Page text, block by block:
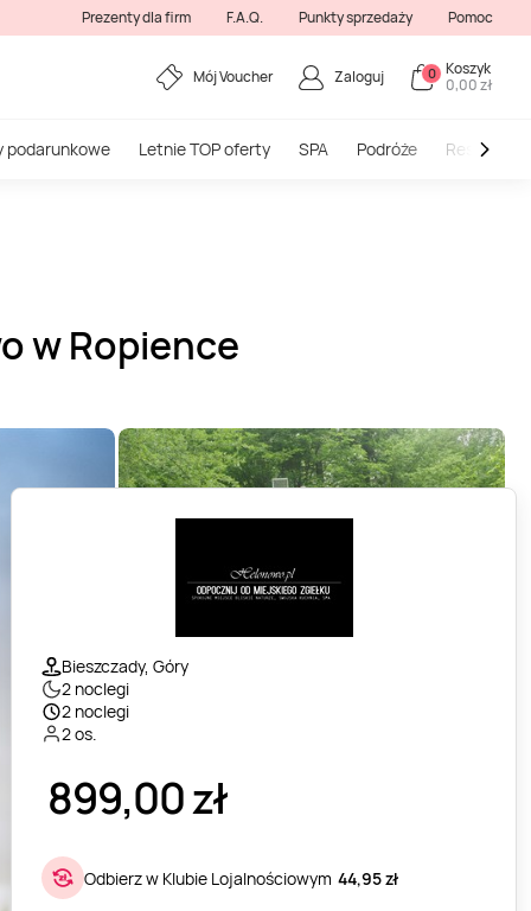
Prezenty dla firm F.A.Q. Punkty sprzedaży Pomoc
Mój Voucher Zaloguj 0 Koszyk
0,00 zł
podarunkowe Letnie TOP oferty SPA Podróże
w Ropience
Bieszczady, Góry
2 noclegi
2 noclegi
2 os.
899,00zł
Odbierz w Klubie Lojalnościowym 44,95 zł